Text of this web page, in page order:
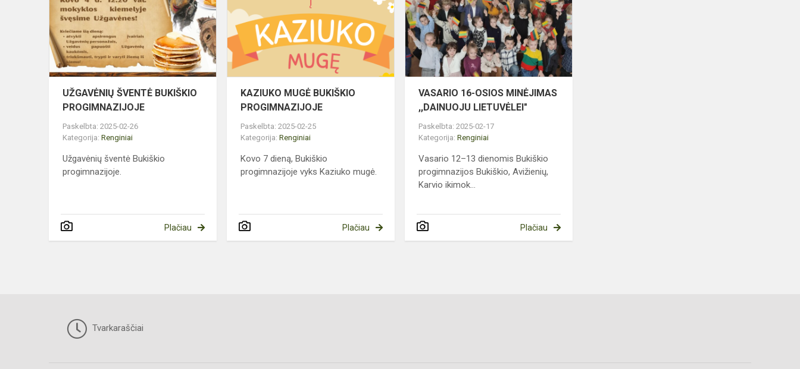
PROGIMNAZIJOJE
UŽGAVĖNIŲ ŠVENTĖ BUKIŠKIO
PROGIMNAZIJOJE
Paskelbta: 2025-02-26
Kategorija: Renginiai
Užgavėnių šventė Bukiškio
progimnazijoje.
Plačiau
PROGIMNAZIJOJE
KAZIUKO MUGĖ BUKIŠKIO
PROGIMNAZIJOJE
Paskelbta: 2025-02-25
Kategorija:Renginiai
Kovo 7 dieną, Bukiškio
progimnazijoje vyks Kaziuko mugė.
Plačiau
MINĖJIMAS
,,DAINUOJU
LIETUVĖLEI"
VASARIO 16-OSIOS MINĖJIMAS
,,DAINUOJU LIETUVĖLEI"
Paskelbta: 2025-02-17
Kategorija:Renginiai
Vasario 12–13 dienomis Bukiškio
progimnazijos Bukiškio, Avižienių,
Karvio ikimok...
Plačiau
Tvarkaraščiai